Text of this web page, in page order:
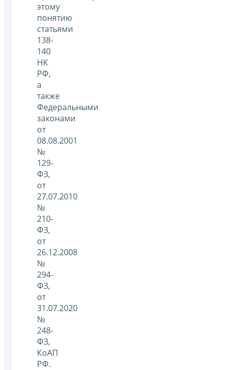
этому
понятию
статьями
138-
140
НК
РФ,
а
также
Федеральными
законами
от
08.08.2001
№
129-
ФЗ,
от
27.07.2010
№
210-
ФЗ,
от
26.12.2008
№
294-
ФЗ,
от
31.07.2020
№
248-
ФЗ,
КоАП
РФ.